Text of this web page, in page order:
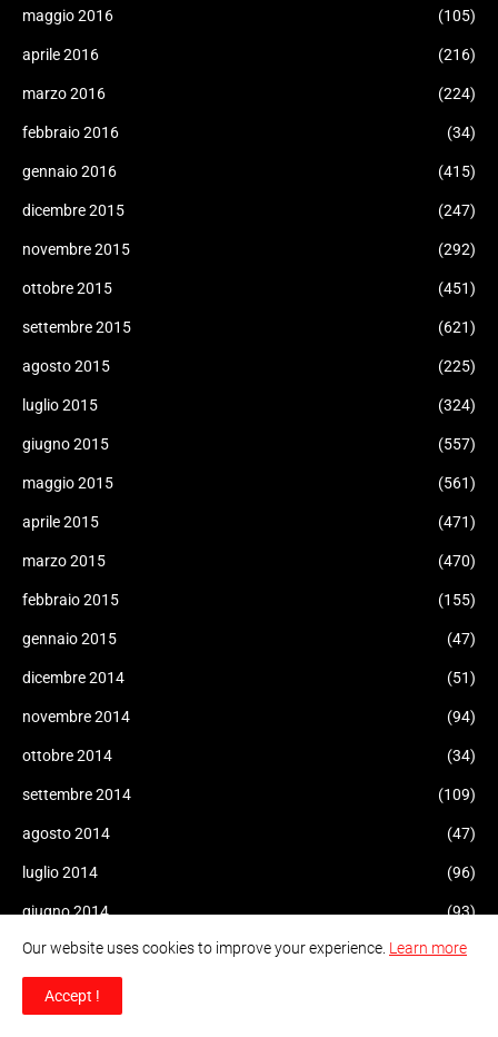
maggio 2016 (105)
aprile 2016 (216)
marzo 2016 (224)
febbraio 2016 (34)
gennaio 2016 (415)
dicembre 2015 (247)
novembre 2015 (292)
ottobre 2015 (451)
settembre 2015 (621)
agosto 2015 (225)
luglio 2015 (324)
giugno 2015 (557)
maggio 2015 (561)
aprile 2015 (471)
marzo 2015 (470)
febbraio 2015 (155)
gennaio 2015 (47)
dicembre 2014 (51)
novembre 2014 (94)
ottobre 2014 (34)
settembre 2014 (109)
agosto 2014 (47)
luglio 2014 (96)
giugno 2014 (93)
maggio 2014 (60)
aprile 2014
Our website uses cookies to improve your experience. Learn more
Accept !